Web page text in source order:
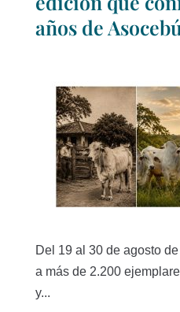
años de Asocebú
Del 19 al 30 de agosto
a más de 2.200
y...